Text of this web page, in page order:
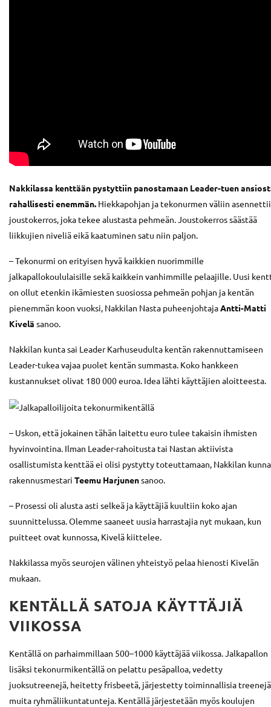
Nakkilassa kenttään pystyttiin panostamaan Leader-tuen
rahallisesti enemmän. Hiekkapohjan ja tekonurmen väliin
joustokerros, joka tekee alustasta pehmeän. Joustokerros säästää
liikkujien niveliä eikä kaatuminen satu niin paljon.
– Tekonurmi on erityisen hyvä kaikkien nuorimmille
jalkapallokoululaisille sekä kaikkein vanhimmille pelaajille. Uusi
on ollut etenkin ikämiesten suosiossa pehmeän pohjan ja kentän
pienemmän koon vuoksi, Nakkilan Nasta puheenjohtajaAntti-Matti
Kivelä sanoo.
Nakkilan kunta sai Leader Karhuseudulta kentän rakennuttamiseen
Leader-tukea vajaa puolet kentän summasta. Koko hankkeen
kustannukset olivat 180 000 euroa. Idea lähti käyttäjien aloitteesta.
– Uskon, että jokainen tähän laitettu euro tulee takaisin ihmisten
hyvinvointina. Ilman Leader-rahoitusta tai Nastan aktiivista
osallistumista kenttää ei olisi pystytty toteuttamaan, Nakkilan
rakennusmestari Teemu Harjunensanoo.
– Prosessi oli alusta asti selkeä ja käyttäjiä kuultiin koko ajan
suunnittelussa. Olemme saaneet uusia harrastajia nyt mukaan, kun
puitteet ovat kunnossa, Kivelä kiittelee.
Nakkilassa myös seurojen välinen yhteistyö pelaa hienosti Kivelän
mukaan.
KENTÄLLÄ SATOJA KÄYTTÄJIÄ
VIIKOSSA
Kentällä on parhaimmillaan 500–1000 käyttäjää viikossa. Jalkapallon
lisäksi tekonurmikentällä on pelattu pesäpalloa, vedetty
juoksutreenejä, heitetty frisbeetä, järjestetty toiminnallisia
muita ryhmäliikuntatunteja. Kentällä järjestetään myös koulujen